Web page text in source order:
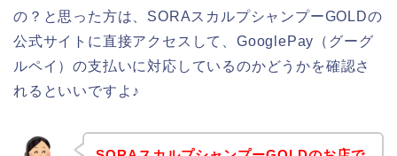
の？と思った方は、SORAスカルプシャンプーGOLDの
公式サイトに直接アクセスして、GooglePay（グーグ
ルペイ）の支払いに対応しているのかどうかを確認さ
れるといいですよ♪